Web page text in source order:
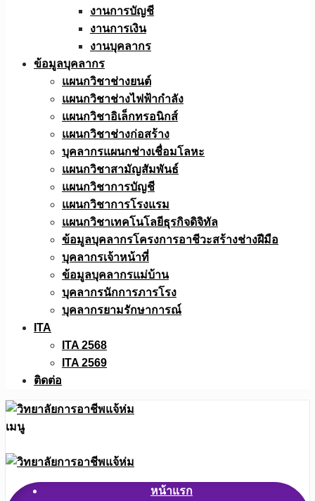
งานการบัญชี
งานการเงิน
งานบุคลากร
ข้อมูลบุคลากร
แผนกวิชาช่างยนต์
แผนกวิชาช่างไฟฟ้ากำลัง
แผนกวิชาอิเล็กทรอนิกส์
แผนกวิชาช่างก่อสร้าง
บุคลากรแผนกช่างเชื่อมโลหะ
แผนกวิชาสามัญสัมพันธ์
แผนกวิชาการบัญชี
แผนกวิชาการโรงแรม
แผนกวิชาเทคโนโลยีธุรกิจดิจิทัล
ข้อมูลบุคลากรโครงการอาชีวะสร้างช่างฝีมือ
บุคลากรเจ้าหน้าที่
ข้อมูลบุคลากรแม่บ้าน
บุคลากรนักการภารโรง
บุคลากรยามรักษาการณ์
ITA
ITA 2568
ITA 2569
ติดต่อ
เมนู
หน้าแรก